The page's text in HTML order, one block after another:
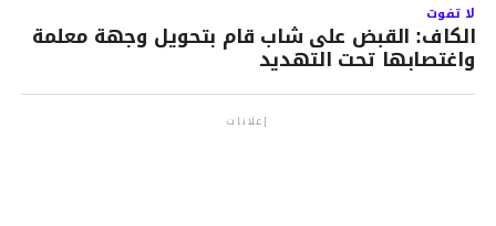
لا تفوت
الكاف: القبض على شاب قام بتحويل وجهة معلمة
واغتصابها تحت التهديد
إعلانات